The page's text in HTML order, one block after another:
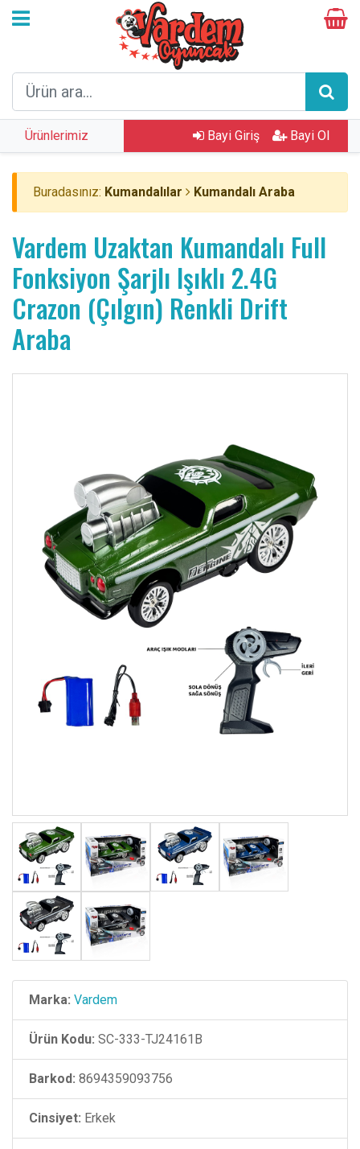
Ürünlerimiz Bayi Giriş Bayi Ol
Buradasınız: Kumandalılar Kumandalı Araba
Vardem Uzaktan Kumandalı Full
Fonksiyon Şarjlı Işıklı 2.4G
Crazon (Çılgın) Renkli Drift
Araba
Marka: Vardem
Ürün Kodu: SC-333-TJ24161B
Barkod: 8694359093756
Cinsiyet: Erkek